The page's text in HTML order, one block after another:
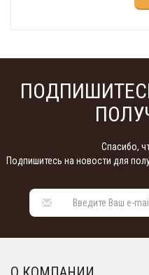
Спасибо,
Подпишитесь на новости для